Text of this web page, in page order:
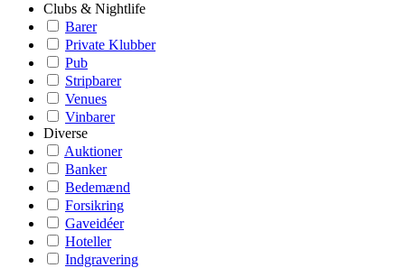
Clubs & Nightlife
Barer
Private Klubber
Pub
Stripbarer
Venues
Vinbarer
Diverse
Auktioner
Banker
Bedemænd
Forsikring
Gaveidéer
Hoteller
Indgravering